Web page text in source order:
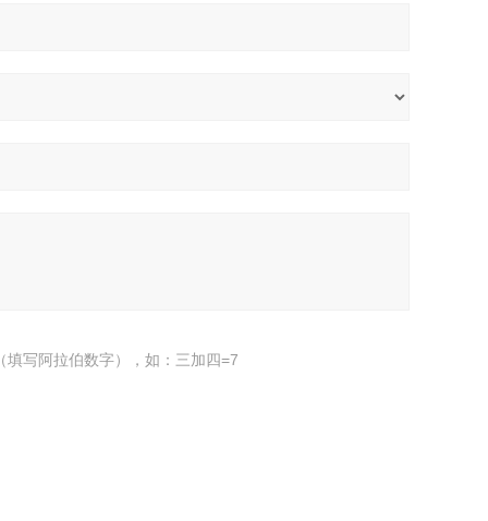
填写阿拉伯数字），如：三加四=7